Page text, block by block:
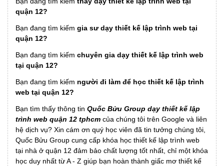
quận 12?
Bạn đang tìm kiếm gia sư dạy thiết kế lập trình web tại
quận 12?
Bạn đang tìm kiếm chuyên gia dạy thiết kế lập trình web
tại quận 12?
Bạn đang tìm kiếm người đi làm để học thiết kế lập trình
web tại quận 12?
Bạn tìm thấy thông tin Quốc Bửu Group dạy thiết kế lập
trình web quận 12 tphcm của chúng tôi trên Google và liên
hệ dịch vụ? Xin cám ơn quý học viên đã tin tưởng chúng tôi,
Quốc Bửu Group cung cấp khóa học thiết kế lập trình web
tại nhà ở quận 12 đảm bảo chất lượng tốt nhất, chỉ một khóa
học duy nhất từ A - Z giúp bạn hoàn thành giấc mơ thiết kế